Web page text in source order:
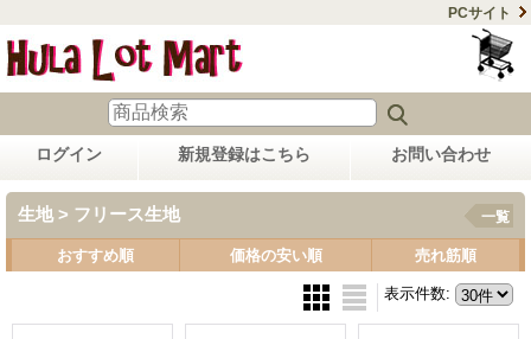
PCサイト
ログイン 新規登録はこちら お問い合わせ
生地 > フリース生地 一覧
おすすめ順 価格の安い順 売れ筋順
表示件数: